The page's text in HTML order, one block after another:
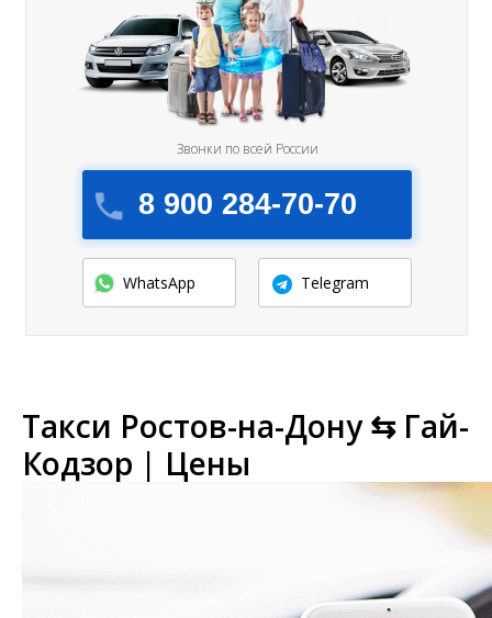
8 900 284-70-70
Звонки по всей России
WhatsApp Telegram
Такси Ростов-на-Дону ⇆ Гай-
Кодзор | Цены